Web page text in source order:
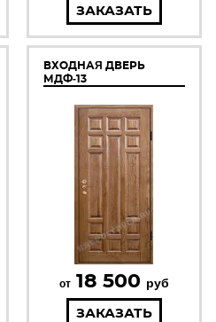
ЗАКАЗАТЬ
ВХОДНАЯ ДВЕРЬ
МДФ-13
от 18 500 руб
ЗАКАЗАТЬ